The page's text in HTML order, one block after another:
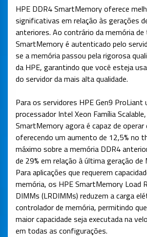
HPE DDR4 SmartMemory oferece
significativas em relação às gerações
anteriores. Ao contrário da memória
SmartMemory é autenticado pelo
se a memória passou pela rigorosa
da HPE, garantindo que você esteja
do servidor da mais alta qualidade.
Para os servidores HPE Gen9 ProLiant
processador Intel Xeon Família
SmartMemory agora é capaz de
oferecendo um aumento de 12,5% no
máximo sobre a memória DDR4
de 29% em relação à última geração de
Para aplicações que requerem
memória, os HPE SmartMemory Load
DIMMs (LRDIMMs) reduzem a carga
controlador de memória, permitindo
maior capacidade seja executada na
em todas as configurações.